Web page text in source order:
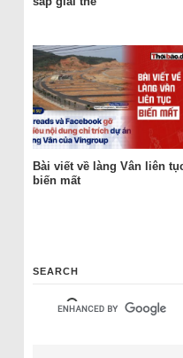
Bài viết về làng Vân liên
biến mất
SEARCH